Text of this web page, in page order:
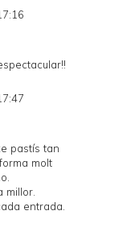
pastís tan
molt
millor.
entrada.